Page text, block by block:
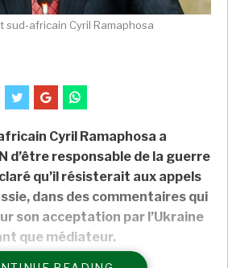
sud-africain Cyril Ramaphosa
Cyril Ramaphosa a
d’être responsable de la guerre
qu’il résisterait aux appels
dans des commentaires qui
son acceptation par l’Ukraine
que médiateur.